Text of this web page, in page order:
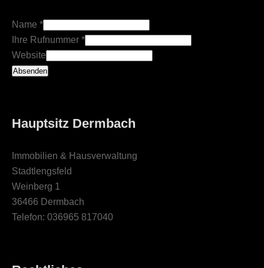
Name *
Ihre Rufnummer *
Website
Absenden
Hauptsitz Dermbach
Immobilien & Hausverwaltung
Stadtlengsfeld
Weinberg 1
36466 Dermbach
Telefon: 036965 817040